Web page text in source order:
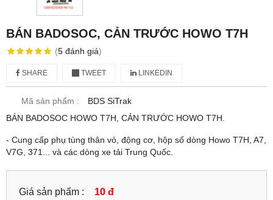
BÁN BADOSOC, CẢN TRƯỚC HOWO T7H
(5 đánh giá)
SHARE TWEET LINKEDIN
Mã sản phẩm :
BDS SiTrak
BÁN BADOSOC HOWO T7H, CẢN TRƯỚC HOWO T7H.
- Cung cấp phụ tùng thân vỏ, động cơ, hộp số dòng Howo T7H, A7,
V7G, 371... và các dòng xe tải Trung Quốc.
Giá sản phẩm : 10 đ